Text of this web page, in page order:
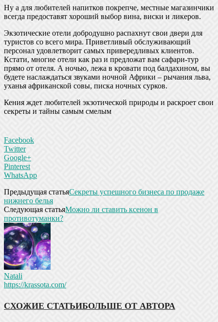
Ну а для любителей напитков покрепче, местные магазинчики
всегда предоставят хороший выбор вина, виски и ликеров.
Экзотические отели добродушно распахнут свои двери для
туристов со всего мира. Приветливый обслуживающий
персонал удовлетворит самых привередливых клиентов.
Кстати, многие отели как раз и предложат вам сафари-тур
прямо от отеля. А ночью, лежа в кровати под балдахином, вы
будете наслаждаться звуками ночной Африки – рычания льва,
уханья африканской совы, писка ночных сурков.
Кения ждет любителей экзотической природы и раскроет свои
секреты и тайны самым смелым
Facebook
Twitter
Google+
Pinterest
WhatsApp
Предыдущая статьяСекреты успешного бизнеса по продаже
нижнего белья
Следующая статьяМожно ли ставить ксенон в
противотуманки?
Natali
https://krassota.com/
СХОЖИЕ СТАТЬИБОЛЬШЕ ОТ АВТОРА